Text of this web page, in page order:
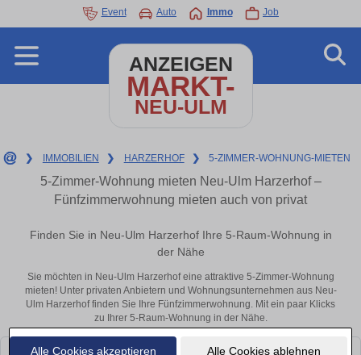
Alle Cookies akzeptieren Alle Cookies ablehnen
Event Auto Immo Job
ANZEIGEN
MARKT-
NEU-ULM
❯ IMMOBILIEN ❯ HARZERHOF ❯ 5-ZIMMER-WOHNUNG-MIETEN
5-Zimmer-Wohnung mieten Neu-Ulm Harzerhof –
Fünfzimmerwohnung mieten auch von privat
Finden Sie in Neu-Ulm Harzerhof Ihre 5-Raum-Wohnung in
der Nähe
Sie möchten in Neu-Ulm Harzerhof eine attraktive 5-Zimmer-Wohnung
mieten! Unter privaten Anbietern und Wohnungsunternehmen aus Neu-
Ulm Harzerhof finden Sie Ihre Fünfzimmerwohnung. Mit ein paar Klicks
zu Ihrer 5-Raum-Wohnung in der Nähe.